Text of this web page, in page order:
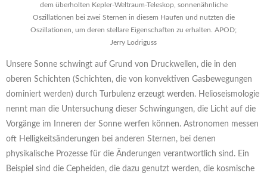
dem überholten Kepler-Weltraum-Teleskop, sonnenähnliche
Oszillationen bei zwei Sternen in diesem Haufen und nutzten die
Oszillationen, um deren stellare Eigenschaften zu erhalten. APOD;
Jerry Lodriguss
Unsere Sonne schwingt auf Grund von Druckwellen, die in den
oberen Schichten (Schichten, die von konvektiven Gasbewegungen
dominiert werden) durch Turbulenz erzeugt werden. Helioseismologie
nennt man die Untersuchung dieser Schwingungen, die Licht auf die
Vorgänge im Inneren der Sonne werfen können. Astronomen messen
oft Helligkeitsänderungen bei anderen Sternen, bei denen
physikalische Prozesse für die Änderungen verantwortlich sind. Ein
Beispiel sind die Cepheiden, die dazu genutzt werden, die kosmische